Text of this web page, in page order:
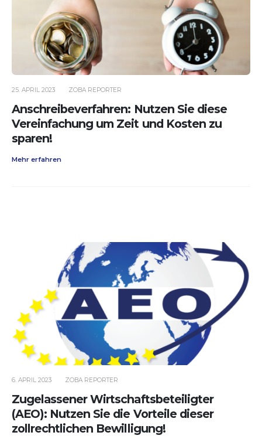
25. APRIL 2023 ZOBA REPORTER
Anschreibeverfahren: Nutzen Sie diese
Vereinfachung um Zeit und Kosten zu
sparen!
Mehr erfahren
6. APRIL 2023 ZOBA REPORTER
Zugelassener Wirtschaftsbeteiligter
(AEO): Nutzen Sie die Vorteile dieser
zollrechtlichen Bewilligung!